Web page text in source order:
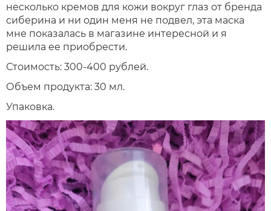
несколько кремов для кожи вокруг глаз от бренда
сиберина и ни один меня не подвел, эта маска
мне показалась в магазине интересной и я
решила ее приобрести.
Стоимость: 300-400 рублей.
Объем продукта: 30 мл.
Упаковка.